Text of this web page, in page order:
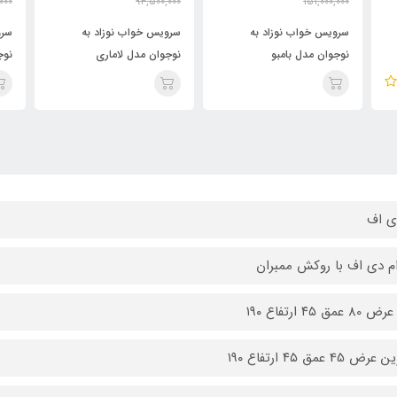
135,500,000 تومان
سرویس خواب نوزاد به
نوجوان مدل بامبو
72,500,000 تومان
سرویس خواب نوزاد به
نوجوان مدل لاماری
اف
دی اف با روکش ممبران
۴۵ ارتفاع ۱۹۰
45 عمق ۴۵ ارتفاع ۱۹۰